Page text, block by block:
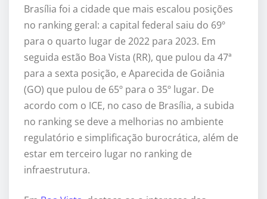
Brasília foi a cidade que mais escalou posições
no ranking geral: a capital federal saiu do 69º
para o quarto lugar de 2022 para 2023. Em
seguida estão Boa Vista (RR), que pulou da 47ª
para a sexta posição, e Aparecida de Goiânia
(GO) que pulou de 65º para o 35º lugar. De
acordo com o ICE, no caso de Brasília, a subida
no ranking se deve a melhorias no ambiente
regulatório e simplificação burocrática, além de
estar em terceiro lugar no ranking de
infraestrutura.